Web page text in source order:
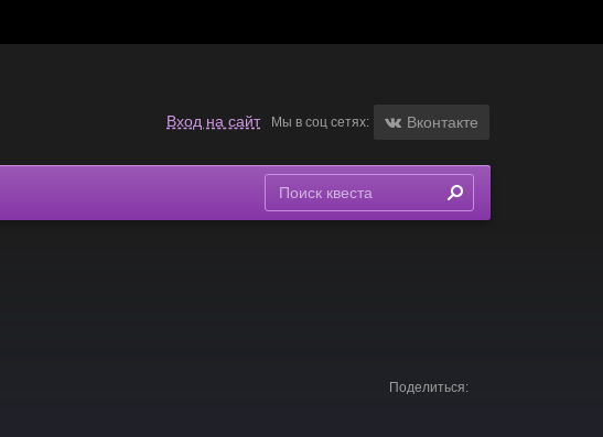
Вход на сайт Мы в соц сетях: Вконтакте
Поделиться: